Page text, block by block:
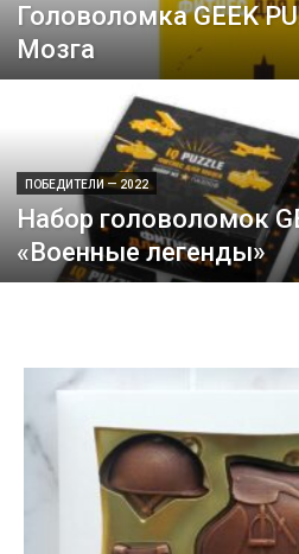
Головоломка GEEK
Мозга
ПОБЕДИТЕЛИ — 2022
Набор головоломок
«Военные легенды»